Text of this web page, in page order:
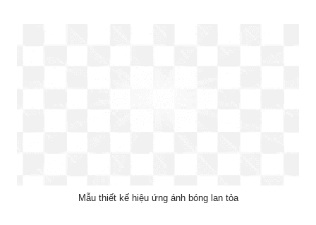
Mẫu thiết kế hiệu ứng ánh bóng lan tỏa